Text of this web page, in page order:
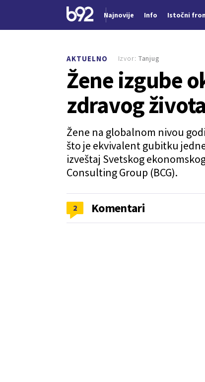
Najnovije Info Istočni
AKTUELNO
Žene izgube
zdravog života
Žene na globalnom nivou
što je ekvivalent gubitku
izveštaj Svetskog
Consulting Group (BCG).
Izvor: Tanjug
2 Komentari